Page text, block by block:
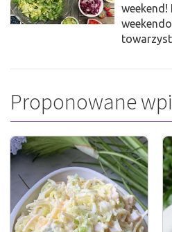
weekend!
Proponowane